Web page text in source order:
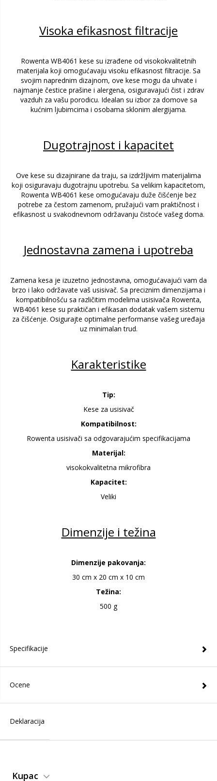
Visoka efikasnost filtracije
Rowenta WB4061 kese su izrađene od visokokvalitetnih
materijala koji omogućavaju visoku efikasnost filtracije. Sa
svojim naprednim dizajnom, ove kese mogu da uhvate i
najmanje čestice prašine i alergena, osiguravajući čist i zdrav
vazduh za vašu porodicu. Idealan su izbor za domove sa
kućnim ljubimcima i osobama sklonim alergijama.
Dugotrajnost i kapacitet
Ove kese su dizajnirane da traju, sa izdržljivim materijalima
koji osiguravaju dugotrajnu upotrebu. Sa velikim kapacitetom,
Rowenta WB4061 kese omogućavaju duže čišćenje bez
potrebe za čestom zamenom, pružajući vam praktičnost i
efikasnost u svakodnevnom održavanju čistoće vašeg doma.
Jednostavna zamena i upotreba
Zamena kesa je izuzetno jednostavna, omogućavajući vam da
brzo i lako održavate vaš usisivač. Sa preciznim dimenzijama i
kompatibilnošću sa različitim modelima usisivača Rowenta,
WB4061 kese su praktičan i efikasan dodatak vašem sistemu
za čišćenje. Osigurajte optimalne performanse vašeg uređaja
uz minimalan trud.
Karakteristike
Tip:
Kese za usisivač
Kompatibilnost:
Rowenta usisivači sa odgovarajućim specifikacijama
Materijal:
visokokvalitetna mikrofibra
Kapacitet:
Veliki
Dimenzije i težina
Dimenzije pakovanja:
30 cm x 20 cm x 10 cm
Težina:
500 g
Specifikacije
Ocene
Deklaracija
Kupac